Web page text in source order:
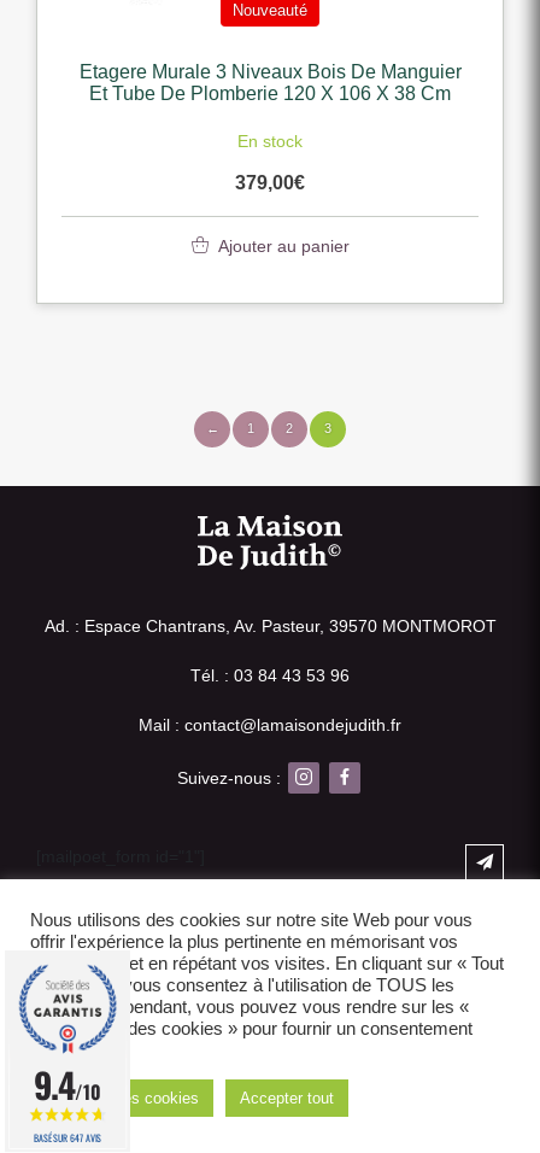
Nouveauté
Etagere Murale 3 Niveaux Bois De Manguier
Et Tube De Plomberie 120 X 106 X 38 Cm
En stock
379,00€
Ajouter au panier
← 1 2 3
Ad. : Espace Chantrans, Av. Pasteur, 39570 MONTMOROT
Tél. : 03 84 43 53 96
Mail : contact@lamaisondejudith.fr
Suivez-nous :
Produits
Nouveautés
Meubles
Nous utilisons des cookies sur notre site Web pour vous
offrir l'expérience la plus pertinente en mémorisant vos
préférences et en répétant vos visites. En cliquant sur « Tout
accepter », vous consentez à l'utilisation de TOUS les
cookies. Cependant, vous pouvez vous rendre sur les «
Paramètres des cookies » pour fournir un consentement
contrôlé.
Réglages des cookies Accepter tout
9.4/10
BASÉ SUR 647 AVIS